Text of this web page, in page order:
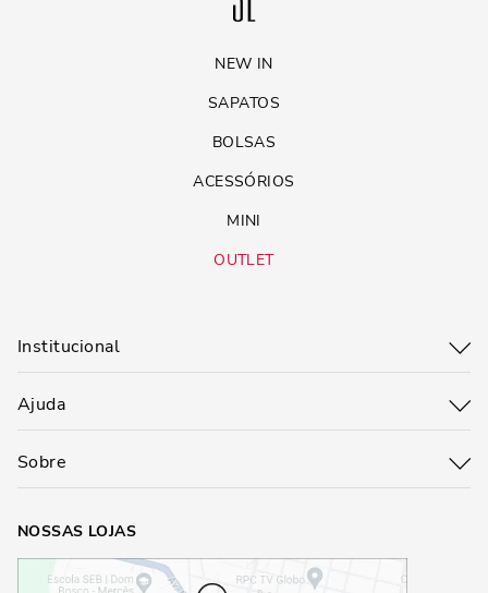
NEW IN
SAPATOS
BOLSAS
ACESSÓRIOS
MINI
OUTLET
Institucional
Ajuda
Sobre
NOSSAS LOJAS